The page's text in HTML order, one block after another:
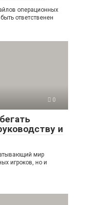
операционных
ответственен
0
и
мир
игроков, но и